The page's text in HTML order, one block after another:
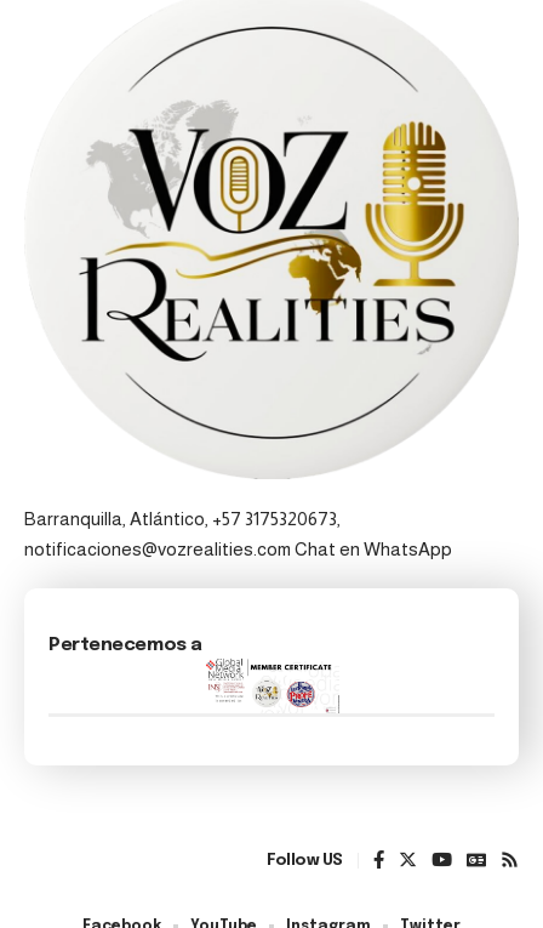
Barranquilla, Atlántico, +57 3175320673,
notificaciones@vozrealities.com Chat en WhatsApp
Pertenecemos a
Follow US